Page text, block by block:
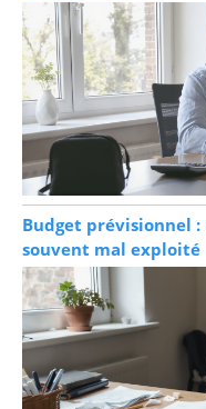
Budget prévisionnel
souvent mal exploité